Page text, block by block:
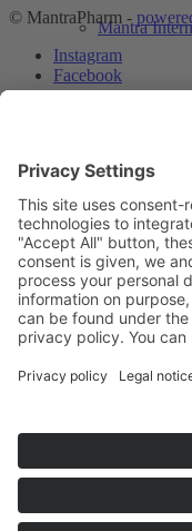
Mantra
Search
Menu Menu
© MantraPharm -
Instagram
Facebook
Rechtliche
Scroll to top